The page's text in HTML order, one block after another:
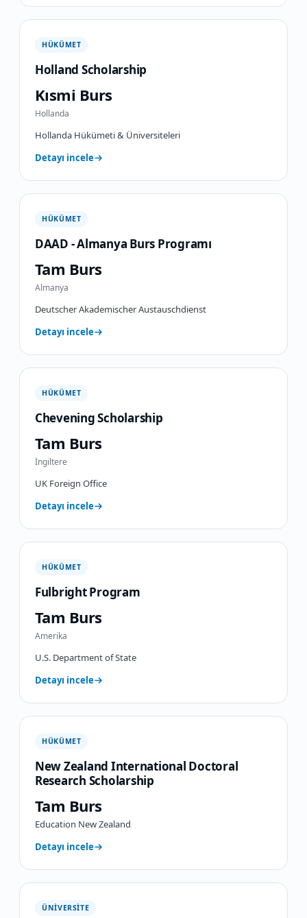
HÜKÜMET
Holland Scholarship
Kısmi Burs
Hollanda
Hollanda Hükümeti & Üniversiteleri
Detayı incele
HÜKÜMET
DAAD - Almanya Burs Programı
Tam Burs
Almanya
Deutscher Akademischer Austauschdienst
Detayı incele
HÜKÜMET
Chevening Scholarship
Tam Burs
İngiltere
UK Foreign Office
Detayı incele
HÜKÜMET
Fulbright Program
Tam Burs
Amerika
U.S. Department of State
Detayı incele
HÜKÜMET
New Zealand International Doctoral
Research Scholarship
Tam Burs
Education New Zealand
Detayı incele
ÜNIVERSITE